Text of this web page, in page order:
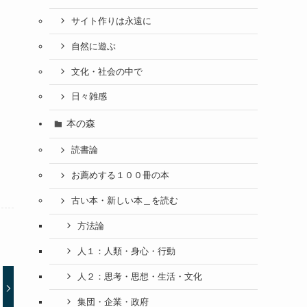
サイト作りは永遠に
自然に遊ぶ
文化・社会の中で
日々雑感
本の森
読書論
お薦めする１００冊の本
古い本・新しい本＿を読む
方法論
人１：人類・身心・行動
人２：思考・思想・生活・文化
集団・企業・政府